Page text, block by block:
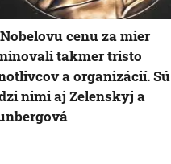
cenu za mier
takmer tristo
a organizácií. Sú
nimi aj Zelenskyj a